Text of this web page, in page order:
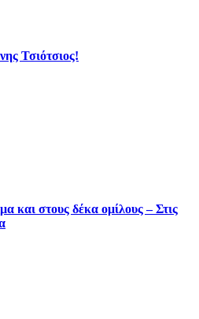
Τσιότσιος!
και στους δέκα ομίλους – Στις